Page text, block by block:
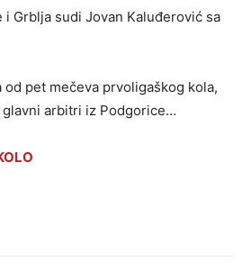
i Grblja sudi Jovan Kaluđerović sa
pet mečeva prvoligaškog kola,
glavni arbitri iz Podgorice…